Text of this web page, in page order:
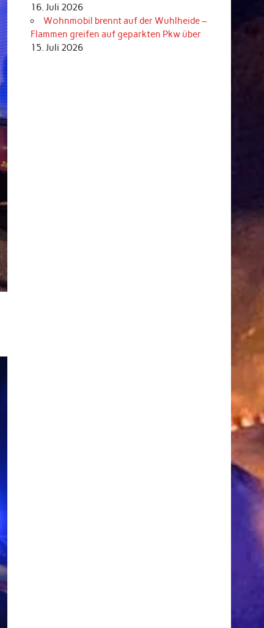
16. Juli 2026
Wohnmobil brennt auf der Wuhlheide –
Flammen greifen auf geparkten Pkw über
15. Juli 2026